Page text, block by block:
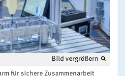
Bild vergrößern
für sichere Zusammenarbeit